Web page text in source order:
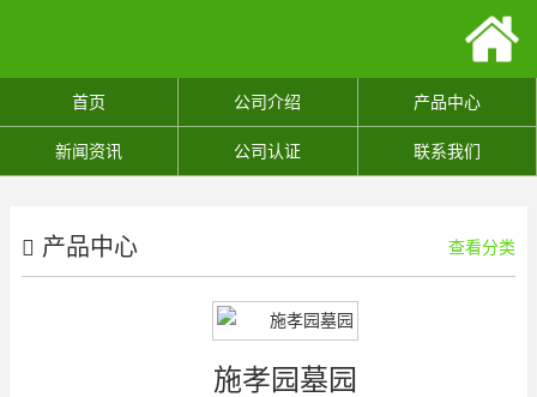
首页 公司介绍 产品中心
新闻资讯 公司认证 联系我们
产品中心 查看分类
施孝园墓园